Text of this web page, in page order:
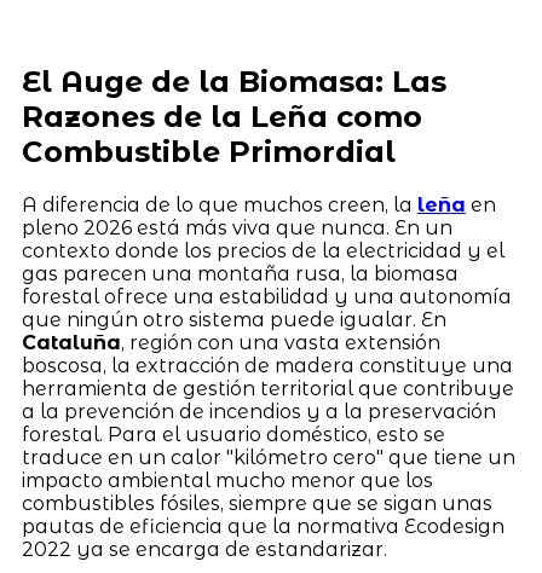
El Auge de la Biomasa: Las
Razones de la Leña como
Combustible Primordial
A diferencia de lo que muchos creen, la leña en
pleno 2026 está más viva que nunca. En un
contexto donde los precios de la electricidad y el
gas parecen una montaña rusa, la biomasa
forestal ofrece una estabilidad y una autonomía
que ningún otro sistema puede igualar. En
Cataluña, región con una vasta extensión
boscosa, la extracción de madera constituye una
herramienta de gestión territorial que contribuye
a la prevención de incendios y a la preservación
forestal. Para el usuario doméstico, esto se
traduce en un calor "kilómetro cero" que tiene un
impacto ambiental mucho menor que los
combustibles fósiles, siempre que se sigan unas
pautas de eficiencia que la normativa Ecodesign
2022 ya se encarga de estandarizar.